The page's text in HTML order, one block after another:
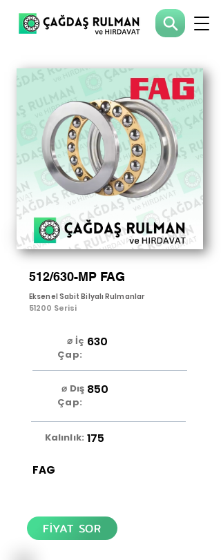
512/630-MP FAG
Eksenel Sabit Bilyalı Rulmanlar
51200 Serisi
⌀ İç
Çap:
630
⌀ Dış
Çap:
850
Kalınlık: 175
FAG
FİYAT SOR